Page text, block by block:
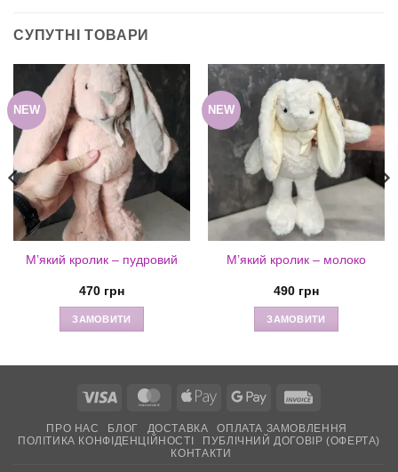
СУПУТНІ ТОВАРИ
NEW
М’який кролик – пудровий
470 грн
ЗАМОВИТИ
NEW
М’який кролик – молоко
490 грн
ЗАМОВИТИ
Visa MasterCardApple
Google
ПРО НАС БЛОГ ДОСТАВКА
ОПЛАТА ЗАМОВЛЕННЯ
ПОЛІТИКА КОНФІДЕНЦІЙНОСТІ
ПУБЛІЧНИЙ ДОГОВІР (ОФЕРТА)
КОНТАКТИ